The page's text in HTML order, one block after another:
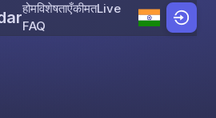
Skip to content
होमविशेषताएँकीमतLive
FAQ